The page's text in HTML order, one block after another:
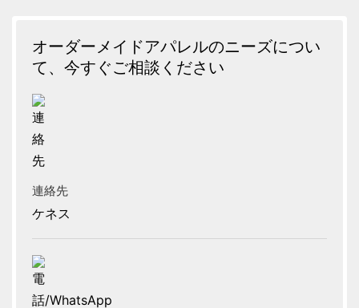
オーダーメイドアパレルのニーズについ
て、今すぐご相談ください
連絡先
ケネス